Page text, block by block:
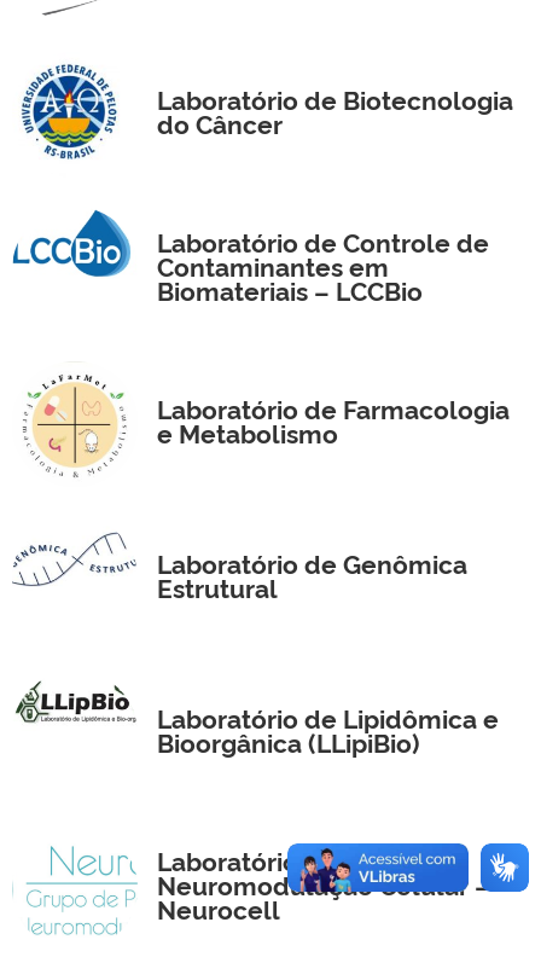
Laboratório de Biotecnologia
do Câncer
Laboratório de Controle de
Contaminantes em
Biomateriais – LCCBio
Laboratório de Farmacologia
e Metabolismo
Laboratório de Genômica
Estrutural
Laboratório de Lipidômica e
Bioorgânica (LLipiBio)
Laboratório de
Neuromodulação Celular –
Neurocell